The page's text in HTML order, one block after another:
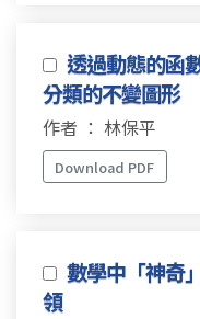
透過動態的函
分類的不變圖形
作者 ： 林保平
Download PDF
數學中「神奇
領